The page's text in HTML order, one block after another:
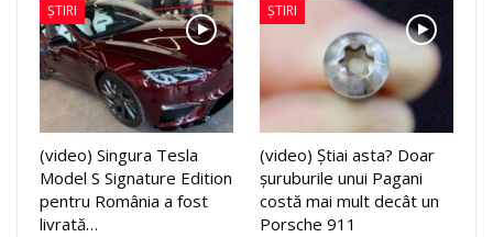
ȘTIRI
(video) Singura Tesla
Model S Signature Edition
pentru România a fost
livrată…
ȘTIRI
(video) Știai asta? Doar
șuruburile unui Pagani
costă mai mult decât un
Porsche 911